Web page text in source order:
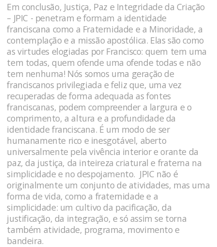
Em conclusão, Justiça, Paz e Integridade da Criação
– JPIC - penetram e formam a identidade
franciscana como a Fraternidade e a Minoridade, a
contemplação e a missão apostólica. Elas são como
as virtudes elogiadas por Francisco: quem tem uma
tem todas, quem ofende uma ofende todas e não
tem nenhuma! Nós somos uma geração de
franciscanos privilegiada e feliz que, uma vez
recuperadas de forma adequada as fontes
franciscanas, podem compreender a largura e o
comprimento, a altura e a profundidade da
identidade franciscana. É um modo de ser
humanamente rico e inesgotável, aberto
universalmente pela vivência interior e orante da
paz, da justiça, da inteireza criatural e fraterna na
simplicidade e no despojamento. JPIC não é
originalmente um conjunto de atividades, mas uma
forma de vida, como a fraternidade e a
simplicidade: um cultivo da pacificação, da
justificação, da integração, e só assim se torna
também atividade, programa, movimento e
bandeira.